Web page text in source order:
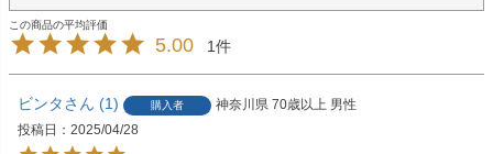
5.00 1
ビンタ 1 購入者 神奈川県 70歳以上 男性
投稿日
2025/04/28